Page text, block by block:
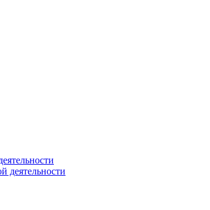
деятельности